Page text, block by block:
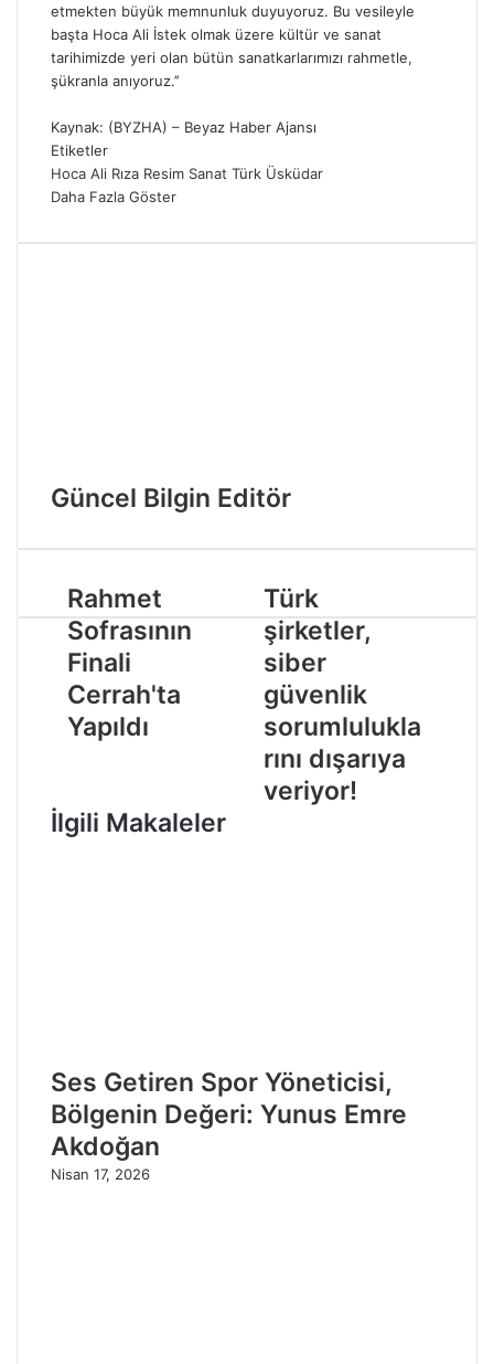
etmekten büyük memnunluk duyuyoruz. Bu vesileyle
başta Hoca Ali İstek olmak üzere kültür ve sanat
tarihimizde yeri olan bütün sanatkarlarımızı rahmetle,
şükranla anıyoruz.’’
Kaynak: (BYZHA) – Beyaz Haber Ajansı
Etiketler
Hoca Ali Rıza Resim Sanat Türk Üsküdar
Daha Fazla Göster
Güncel Bilgin Editör
Rahmet
Sofrasının
Finali
Cerrah'ta
Yapıldı
Türk
şirketler,
siber
güvenlik
sorumlulukla
rını dışarıya
veriyor!
İlgili Makaleler
Ses Getiren Spor Yöneticisi,
Bölgenin Değeri: Yunus Emre
Akdoğan
Nisan 17, 2026